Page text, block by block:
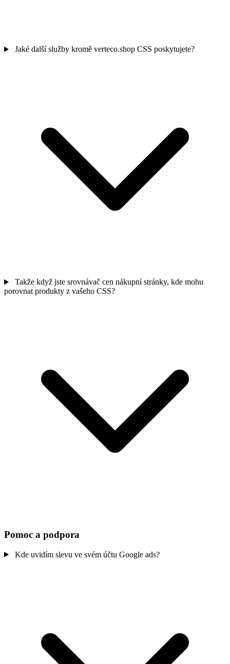
Jaké další služby kromě verteco.shop CSS poskytujete?
Takže když jste srovnávač cen nákupní stránky, kde mohu
porovnat produkty z vašeho CSS?
Pomoc a podpora
Kde uvidím slevu ve svém účtu Google ads?